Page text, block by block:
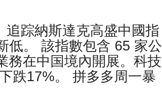
踪納斯達克高盛中國指
低。 該指數包含 65 家公
務在中国境內開展。科技
跌17%。 拼多多周一暴